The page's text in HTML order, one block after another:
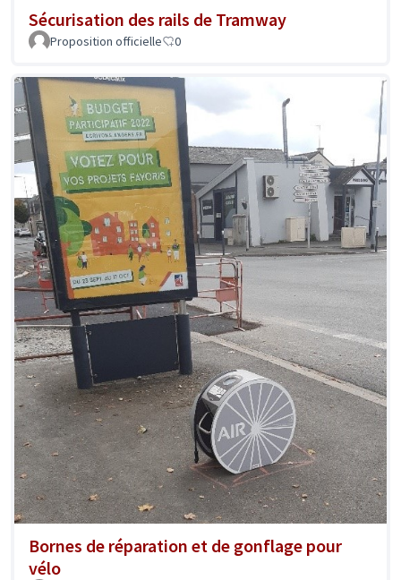
Sécurisation des rails de Tramway
Proposition officielle 0
Bornes de réparation et de gonflage pour
vélo